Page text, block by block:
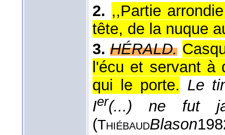
2. ,,Partie
tête, de la nuque
3. HÉRALD.
l'écu et servant à
qui le porte. Le
Ier(...) ne fut
(ThiébaudBlason